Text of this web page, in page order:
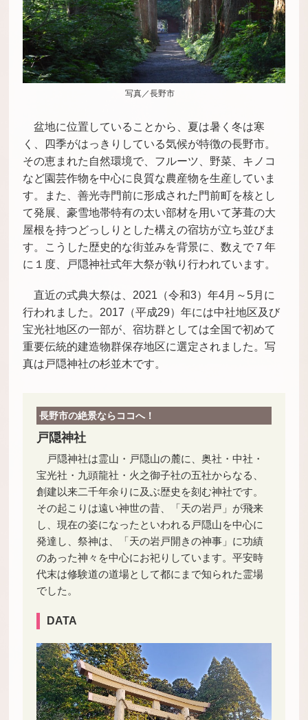
写真／長野市
盆地に位置していることから、夏は暑く冬は寒
く、四季がはっきりしている気候が特徴の長野市。
その恵まれた自然環境で、フルーツ、野菜、キノコ
など園芸作物を中心に良質な農産物を生産していま
す。また、善光寺門前に形成された門前町を核とし
て発展、豪雪地帯特有の太い部材を用いて茅葺の大
屋根を持つどっしりとした構えの宿坊が立ち並びま
す。こうした歴史的な街並みを背景に、数えで７年
に１度、戸隠神社式年大祭が執り行われています。
直近の式典大祭は、2021（令和3）年4月～5月に
行われました。2017（平成29）年には中社地区及び
宝光社地区の一部が、宿坊群としては全国で初めて
重要伝統的建造物群保存地区に選定されました。写
真は戸隠神社の杉並木です。
長野市の絶景ならココへ！
戸隠神社
戸隠神社は霊山・戸隠山の麓に、奥社・中社・
宝光社・九頭龍社・火之御子社の五社からなる、
創建以来二千年余りに及ぶ歴史を刻む神社です。
その起こりは遠い神世の昔、「天の岩戸」が飛来
し、現在の姿になったといわれる戸隠山を中心に
発達し、祭神は、「天の岩戸開きの神事」に功績
のあった神々を中心にお祀りしています。平安時
代末は修験道の道場として都にまで知られた霊場
でした。
DATA